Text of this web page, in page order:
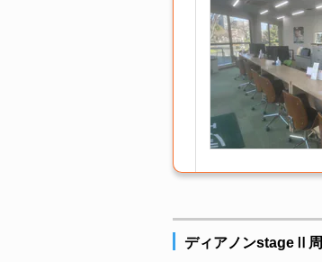
ディアノンstageⅡ